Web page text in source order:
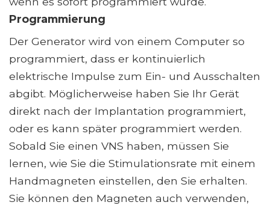
Programmierung
Der Generator wird von einem Computer so
programmiert, dass er kontinuierlich
elektrische Impulse zum Ein- und Ausschalten
abgibt. Möglicherweise haben Sie Ihr Gerät
direkt nach der Implantation programmiert,
oder es kann später programmiert werden.
Sobald Sie einen VNS haben, müssen Sie
lernen, wie Sie die Stimulationsrate mit einem
Handmagneten einstellen, den Sie erhalten.
Sie können den Magneten auch verwenden,